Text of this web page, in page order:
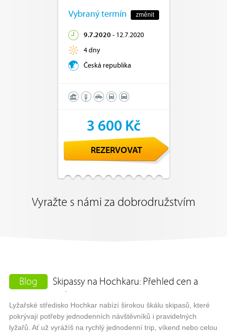
Vybraný termín změnit
9.7.2020 - 12.7.2020
4 dny
Česká republika
3 600 Kč
REZERVOVAT
Vyražte s námi za dobrodružstvím
Blog
Skipassy na Hochkaru: Přehled cen a
Lyžařské středisko Hochkar nabízí širokou škálu skipasů, které
pokrývají potřeby jednodenních návštěvníků i pravidelných
lyžařů. Ať už vyrážíš na rychlý jednodenní trip, víkend nebo celou